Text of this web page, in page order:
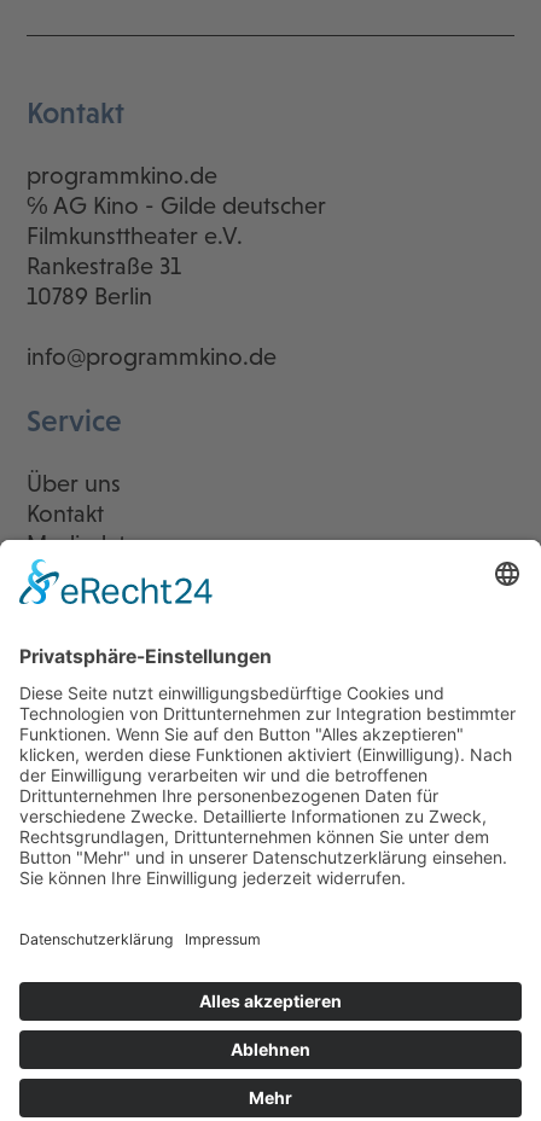
Kontakt
programmkino.de
℅ AG Kino - Gilde deutscher
Filmkunsttheater e.V.
Rankestraße 31
10789 Berlin
info@programmkino.de
Service
Über uns
Kontakt
Mediadaten
Newsletter
LogIn
Legal
Impressum
Datenschutzerklärung
Cookie-Einstellungen
Programmkino.de richtet sich an Film- und Kinobegeisterte jeden
Geschlechts. Zur besseren Lesbarkeit haben wir uns aber entschlossen,
auf eine Doppelnennung oder Genderzeichen zu verzichten. Wo möglich